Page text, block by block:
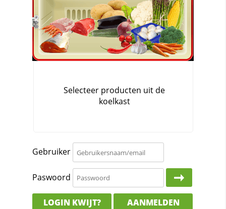
Gebruiker
Paswoord
LOGIN KWIJT? AANMELDEN